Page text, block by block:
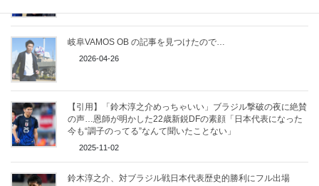
岐阜VAMOS OB の記事を見つけたので…
2026-04-26
【引用】「鈴木淳之介めっちゃいい」ブラジル撃破の夜に絶賛
の声…恩師が明かした22歳新鋭DFの素顔「日本代表になった
今も“調子のってる”なんて聞いたことない」
2025-11-02
鈴木淳之介、対ブラジル戦日本代表歴史的勝利にフル出場